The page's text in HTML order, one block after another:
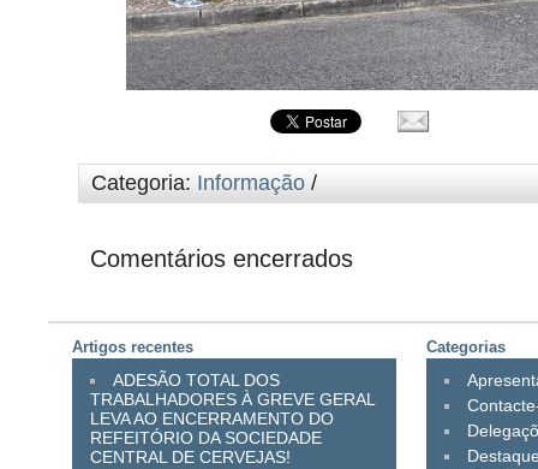
Categoria: Informação /
Comentários encerrados
Artigos recentes
ADESÃO TOTAL DOS
TRABALHADORES À GREVE GERAL
LEVA AO ENCERRAMENTO DO
REFEITÓRIO DA SOCIEDADE
CENTRAL DE CERVEJAS!
Categorias